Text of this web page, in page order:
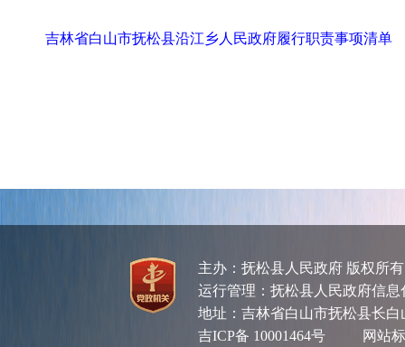
吉林省白山市抚松县沿江乡人民政府履行职责事项清单
主办：抚松县人民政府 版权
运行管理：抚松县人民政府信
地址：吉林省白山市抚松县长
吉ICP备 10001464号
网站标